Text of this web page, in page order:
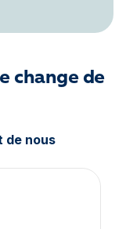
change de
de nous